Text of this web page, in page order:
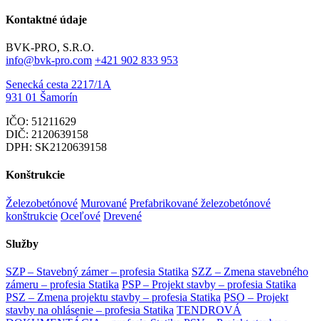
Kontaktné údaje
BVK-PRO, S.R.O.
info@bvk-pro.com +421 902 833 953
Senecká cesta 2217/1A
931 01 Šamorín
IČO: 51211629
DIČ: 2120639158
DPH: SK2120639158
Konštrukcie
Železobetónové Murované Prefabrikované železobetónové
konštrukcie Oceľové Drevené
Služby
SZP – Stavebný zámer – profesia Statika SZZ – Zmena stavebného
zámeru – profesia Statika PSP – Projekt stavby – profesia Statika
PSZ – Zmena projektu stavby – profesia Statika PSO – Projekt
stavby na ohlásenie – profesia Statika TENDROVÁ